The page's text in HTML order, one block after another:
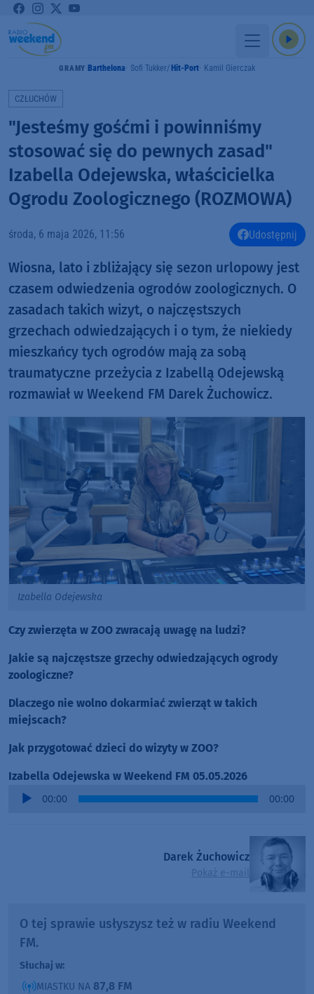
GRAMY Barthelona Sofi Tukker Hit-Port Kamil Gierczak
CZŁUCHÓW
"Jesteśmy gośćmi i powinniśmy
stosować się do pewnych zasad"
Izabella Odejewska, właścicielka
Ogrodu Zoologicznego (ROZMOWA)
środa, 6 maja 2026, 11:56 Udostępnij
Wiosna, lato i zbliżający się sezon urlopowy jest
czasem odwiedzenia ogrodów zoologicznych. O
zasadach takich wizyt, o najczęstszych
grzechach odwiedzających i o tym, że niekiedy
mieszkańcy tych ogrodów mają za sobą
traumatyczne przeżycia z Izabellą Odejewską
rozmawiał w Weekend FM Darek Żuchowicz.
Izabella Odejewska
Czy zwierzęta w ZOO zwracają uwagę na ludzi?
Jakie są najczęstsze grzechy odwiedzających ogrody
zoologiczne?
Dlaczego nie wolno dokarmiać zwierząt w takich
miejscach?
Jak przygotować dzieci do wizyty w ZOO?
Izabella Odejewska w Weekend FM 05.05.2026
Audio
00:00 00:00
Darek Żuchowicz
Pokaż e-mail
O tej sprawie usłyszysz też w radiu Weekend
FM.
Słuchaj w:
MIASTKU NA 87,8 FM